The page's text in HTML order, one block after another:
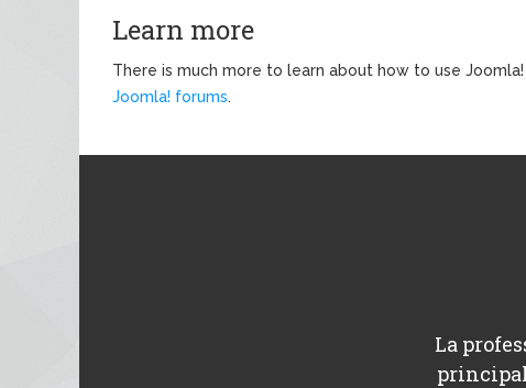
Learn more
There is much more to learn about how to use
Joomla! forums.
La